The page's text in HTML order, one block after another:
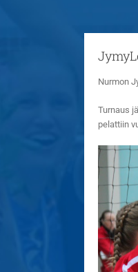
Nurmon
Turnaus
pelattiin